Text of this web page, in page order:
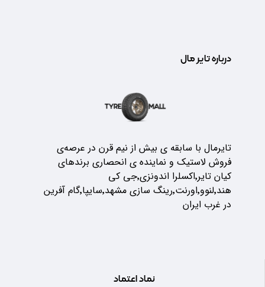
درباره تایر مال
تایرمال با سابقه ی بیش از نیم قرن در عرصه‌ی
فروش لاستیک و نماینده ی انحصاری برندهای
کیان تایر٬اکسلرا اندونزی٬جی کی
هند٬لنوو٬اورنت٬رینگ سازی مشهد٬سایپا٬گام آفرین
در غرب ایران
نماد اعتماد